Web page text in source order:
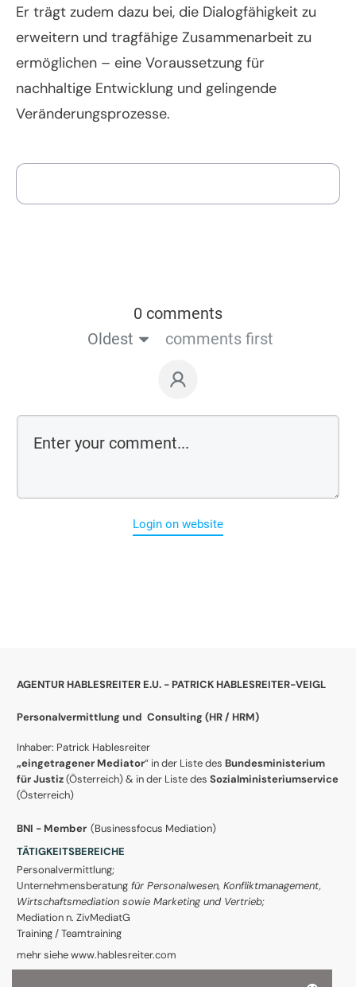
Er trägt zudem dazu bei, die Dialogfähigkeit zu
erweitern und tragfähige Zusammenarbeit zu
ermöglichen – eine Voraussetzung für
nachhaltige Entwicklung und gelingende
Veränderungsprozesse.
0 comments
Oldest
comments first
Login on website
AGENTUR HABLESREITER E.U. - PATRICK HABLESREITER-VEIGL
Personalvermittlung und Consulting (HR / HRM)
Inhaber: Patrick Hablesreiter
„eingetragener Mediator“ in der Liste des Bundesministerium
für Justiz(Österreich) & in der Liste des Sozialministeriumservice
(Österreich)
BNI - Member (Businessfocus Mediation)
TÄTIGKEITSBEREICHE
Personalvermittlung;
Unternehmensberatung für Personalwesen, Konfliktmanagement,
Wirtschaftsmediation sowie Marketing und Vertrieb;
Mediation n. ZivMediatG
Training / Teamtraining
mehr siehe www.hablesreiter.com